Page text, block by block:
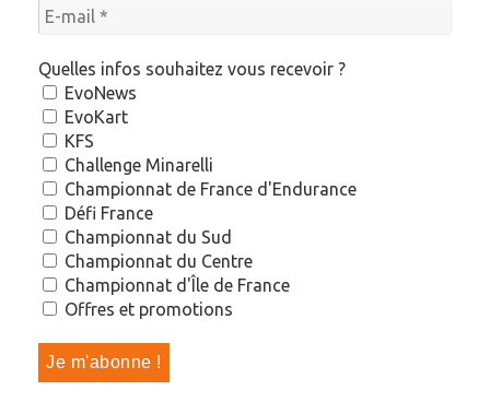
Quelles infos souhaitez vous recevoir ?
EvoNews
EvoKart
KFS
Challenge Minarelli
Championnat de France d'Endurance
Défi France
Championnat du Sud
Championnat du Centre
Championnat d'Île de France
Offres et promotions